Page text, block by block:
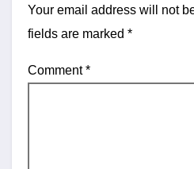
Your email address will not
fields are marked *
Comment*